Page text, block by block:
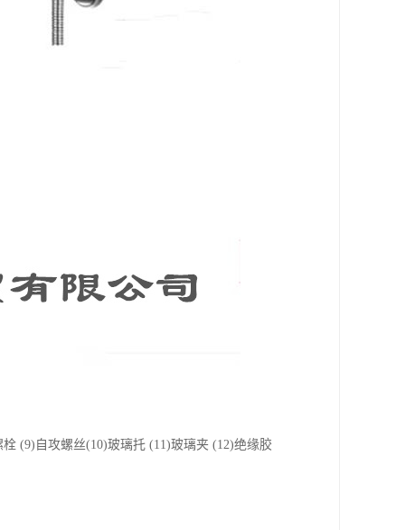
(9)自攻螺丝(10)玻璃托 (11)玻璃夹 (12)绝缘胶